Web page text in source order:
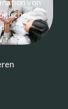
von
sind